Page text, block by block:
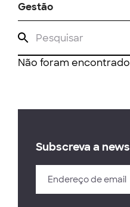
Gestão
Não foram
Subscreva a